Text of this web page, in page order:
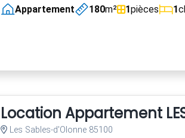
Appartement
180m² 1pièces 1
Location Appartement
Les Sables-d'Olonne 85100